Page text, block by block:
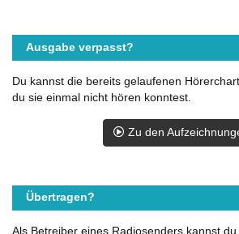
Ausgabe verpasst?
Du kannst die bereits gelaufenen
du sie einmal nicht hören konntest.
Zu den
Übertragen?
Als Betreiber eines Radiosenders kannst